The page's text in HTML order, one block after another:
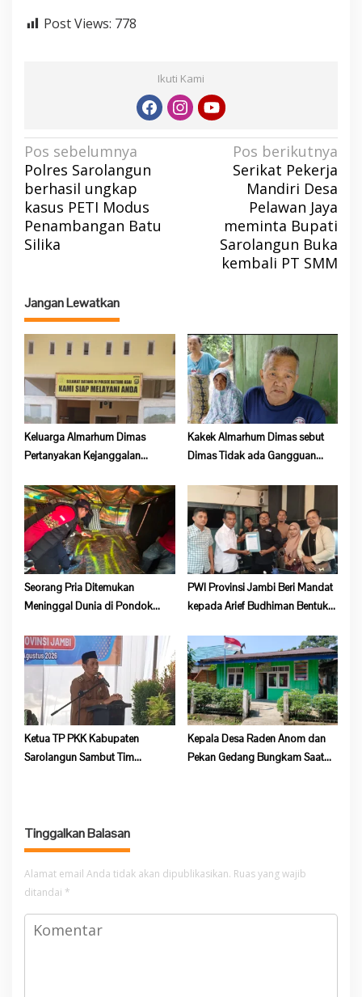
Post Views: 778
Ikuti Kami
N
a
v
i
g
i
p
o
s
Pos sebelumnya
Polres Sarolangun
berhasil ungkap
kasus PETI Modus
Penambangan Batu
Silika
Pos berikutnya
Serikat Pekerja
Mandiri Desa
Pelawan Jaya
meminta Bupati
Sarolangun Buka
kembali PT SMM
Jangan Lewatkan
Keluarga Almarhum Dimas
Pertanyakan Kejanggalan
Belum Beri Tanggapan
Kakek Almarhum Dimas sebut
Dimas Tidak ada Gangguan
Seorang Pria Ditemukan
Meninggal Dunia di Pondok
Salak Baru Batang Asai
PWI Provinsi Jambi Beri Mandat
kepada Arief Budhiman Bentuk
Tebo
Ketua TP PKK Kabupaten
Sarolangun Sambut Tim
Kepala Desa Raden Anom dan
Pekan Gedang Bungkam Saat
Tinggalkan Balasan
Alamat email Anda tidak akan dipublikasikan. Ruas yang wajib
ditandai *